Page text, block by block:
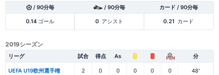
/ 90分毎 / 90分毎 カード / 90分毎
0.14 ゴール 0 アシスト 0.21 カード
2019シーズン
リーグ 試合 得点 As PEN 分
UEFA U19欧州選手権 2 0 0 0 0 0 48'